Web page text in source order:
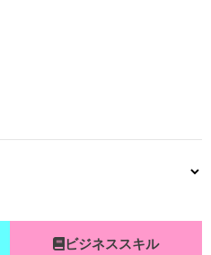
ビジネススキル